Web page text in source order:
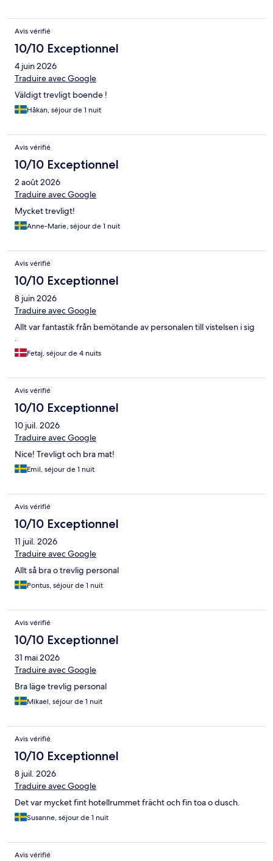
Avis vérifié
10/10 Exceptionnel
4 juin 2026
Traduire avec Google
Väldigt trevligt boende !
Håkan, séjour de 1 nuit
Avis vérifié
10/10 Exceptionnel
2 août 2026
Traduire avec Google
Mycket trevligt!
Anne-Marie, séjour de 1 nuit
Avis vérifié
10/10 Exceptionnel
8 juin 2026
Traduire avec Google
Allt var fantastik från bemötande av personalen till vistelsen i sig
.
Fetaj, séjour de 4 nuits
Avis vérifié
10/10 Exceptionnel
10 juil. 2026
Traduire avec Google
Nice! Trevligt och bra mat!
Emil, séjour de 1 nuit
Avis vérifié
10/10 Exceptionnel
11 juil. 2026
Traduire avec Google
Allt så bra o trevlig personal
Pontus, séjour de 1 nuit
Avis vérifié
10/10 Exceptionnel
31 mai 2026
Traduire avec Google
Bra läge trevlig personal
Mikael, séjour de 1 nuit
Avis vérifié
10/10 Exceptionnel
8 juil. 2026
Traduire avec Google
Det var mycket fint hotellrummet frächt och fin toa o dusch.
Susanne, séjour de 1 nuit
Avis vérifié